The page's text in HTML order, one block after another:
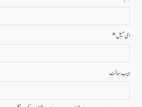
ای میل*
ویب‌ سائٹ